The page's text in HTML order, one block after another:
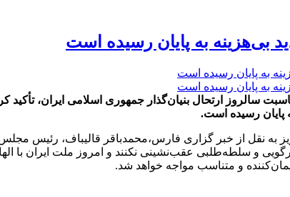
بی‌هزینه به پایان رسیده است
سالروز ارتحال بنیان‌گذار جمهوری اسلامی ایران،
پایان رسیده است.
و سلطه‌طلبی عقب‌نشینی نکنند و امروز ملت ایران با
و متناسب مواجه خواهد شد.